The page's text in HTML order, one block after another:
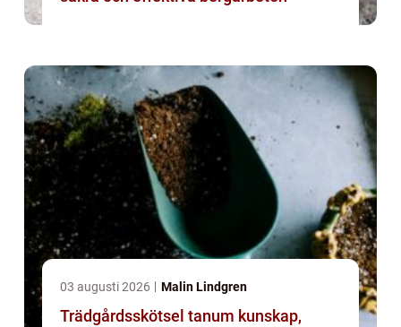
03 augusti 2026 Malin Lindgren
Trädgårdsskötsel tanum kunskap,